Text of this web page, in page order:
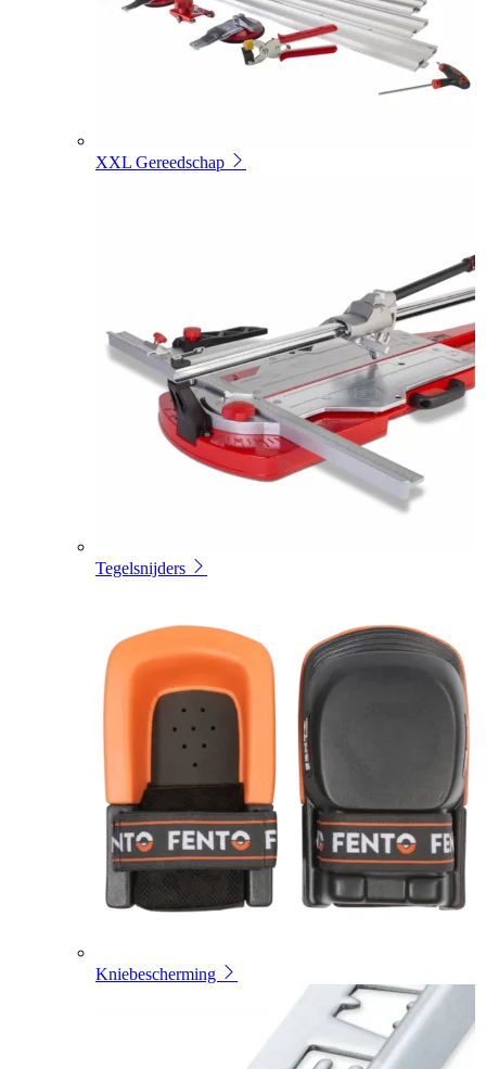
XXL Gereedschap
Tegelsnijders
Kniebescherming